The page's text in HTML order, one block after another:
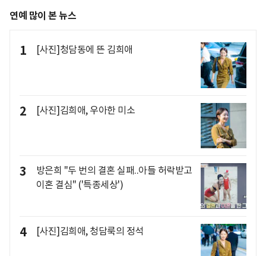
연예 많이 본 뉴스
1 [사진]청담동에 뜬 김희애
2 [사진]김희애, 우아한 미소
3
방은희 "두 번의 결혼 실패..아들 허락받고
이혼 결심" ('특종세상')
4 [사진]김희애, 청담룩의 정석